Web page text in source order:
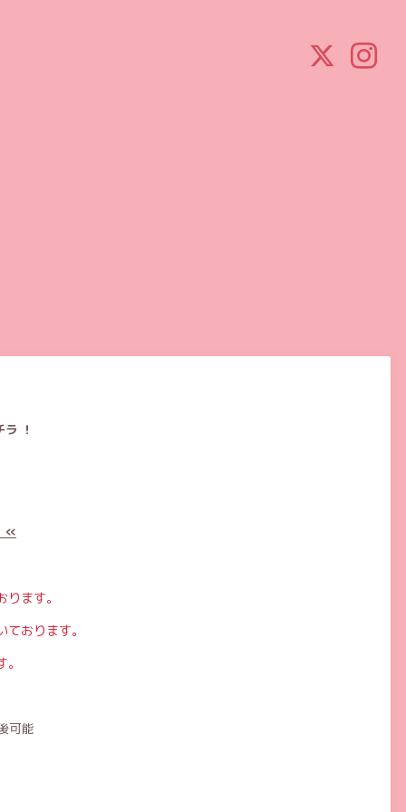
！
«
ます。
おります。
可能